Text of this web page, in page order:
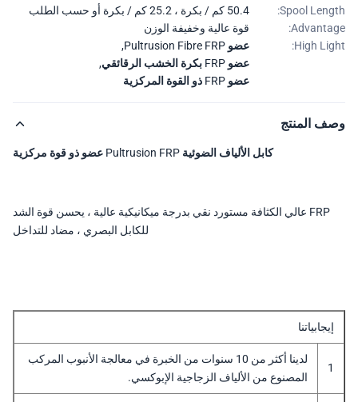
Spool
قوة عالية وخفيفة الوزن
High
,
,
المنتج
كابل الألياف الضوئية Pultrusion FRP عضو ذو قوة مركزية
FRP عالي الكثافة مستورد نقي بدرجة ميكانيكية عالية ، يحسن قوة الشد
للكابل البصري ، مضاد للتداخل
لدينا أكثر من 10 سنوات من الخبرة في معالجة الأنبوب المركب
المصنوع من الألياف الزجاجية الإبوكسي.